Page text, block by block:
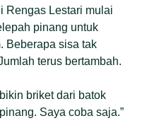
Rengas Lestari mulai
pinang untuk
Beberapa sisa tak
terus bertambah.
briket dari batok
Saya coba saja.”